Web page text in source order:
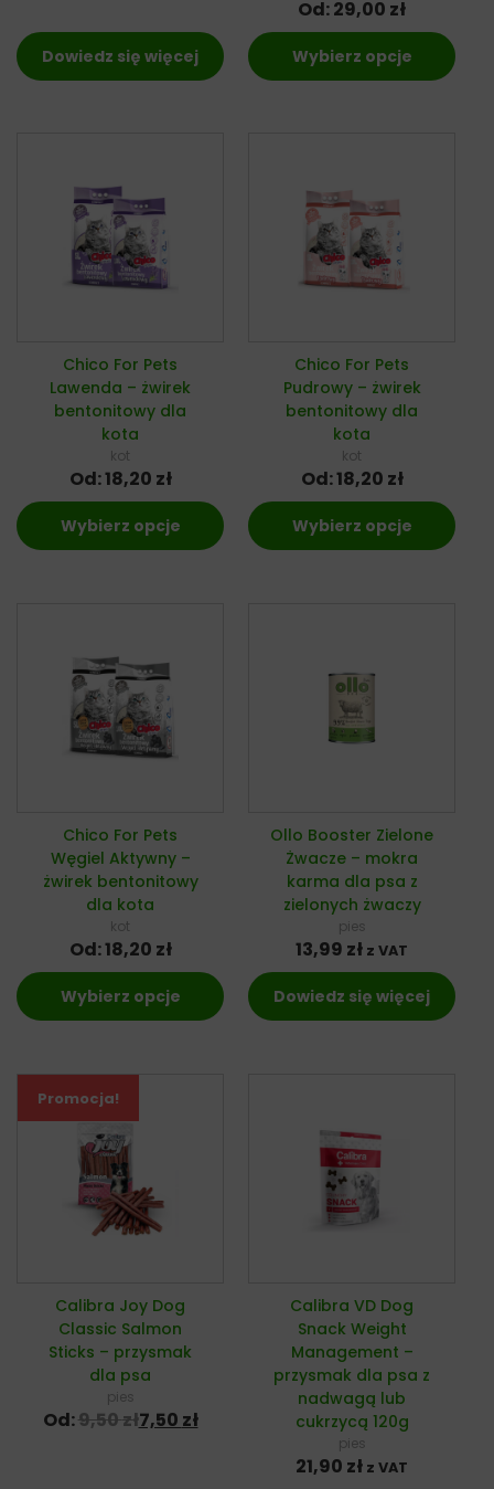
Dowiedz się więcej
Od:29,00 zł
Wybierz opcje
Chico For Pets
Lawenda – żwirek
bentonitowy dla
kota
kot
Od:18,20 zł
Wybierz opcje
Chico For Pets
Pudrowy – żwirek
bentonitowy dla
kota
kot
Od:18,20 zł
Wybierz opcje
Chico For Pets
Węgiel Aktywny –
żwirek bentonitowy
dla kota
kot
Od:18,20 zł
Wybierz opcje
Ollo Booster Zielone
Żwacze – mokra
karma dla psa z
zielonych żwaczy
pies
13,99 zł z VAT
Dowiedz się więcej
Promocja!
Calibra Joy Dog
Classic Salmon
Sticks – przysmak
dla psa
pies
Od:9,50zł7,50 zł
Calibra VD Dog
Snack Weight
Management –
przysmak dla psa z
nadwagą lub
cukrzycą 120g
pies
21,90 zł z VAT